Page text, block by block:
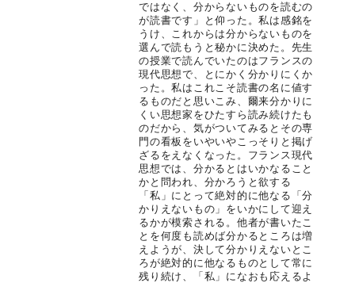
ではなく、分からないものを読むの
が読書です」と仰った。私は感銘を
うけ、これからは分からないものを
選んで読もうと秘かに決めた。先生
の授業で読んでいたのはフランスの
現代思想で、とにかく分かりにくか
った。私はこれこそ読書の名に値す
るものだと思いこみ、爾来分かりに
くい思想家をひたすら読み続けたも
のだから、気がついてみるとその専
門の看板をいやいやこっそりと掲げ
ざるをえなくなった。フランス現代
思想では、分かるとはいかなること
かと問われ、分かろうと欲する
「私」にとって絶対的に他なる「分
かりえないもの」をいかにして迎え
るかが模索される。他者が書いたこ
とを何度も読めば分かるところは増
えようが、決して分かりえないとこ
ろが絶対的に他なるものとして常に
残り続け、「私」になおも応えるよ